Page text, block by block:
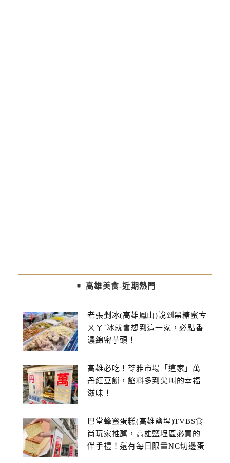
高雄美食-近期熱門
老張剉冰(高雄鳳山)說到黑糖蜜ㄘ
ㄨㄚˋ冰就會想到這一家，必點香
濃綿密芋頭！
高雄必吃！苓雅市場「這家」萬
丹紅豆餅，餡料多到尖叫的幸福
滋味！
巴堂蜂蜜蛋糕(高雄鹽埕)TVBS食
尚玩家推薦，高雄鹽埕區必買的
伴手禮！還有每日限量NG切邊蛋